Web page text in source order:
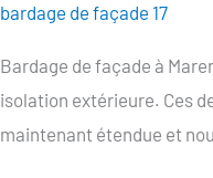
bardage de façade 17
Bardage de façade à
isolation extérieure. Ces
maintenant étendue et
Marennes